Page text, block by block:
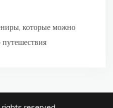
которые можно
путешествия